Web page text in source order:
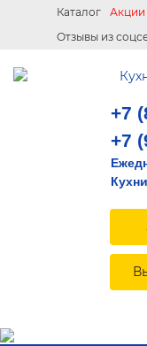
Каталог Акции
Отзывы из
+7
+7